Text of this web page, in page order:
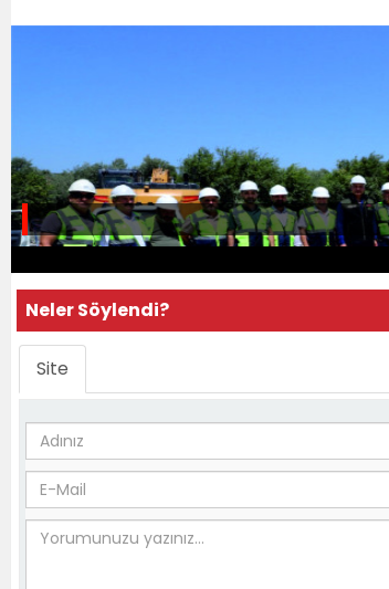
Neler Söylendi?
Site